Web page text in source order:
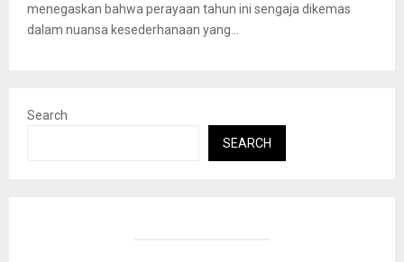
menegaskan bahwa perayaan tahun ini sengaja dikemas
dalam nuansa kesederhanaan yang...
Search
SEARCH